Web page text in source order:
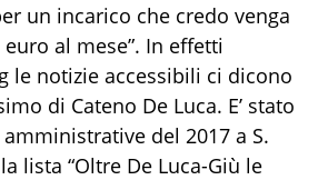
un incarico che credo venga
al mese”. In effetti
le notizie accessibili ci dicono
di Cateno De Luca. E’ stato
del 2017 a S.
lista “Oltre De Luca-Giù le